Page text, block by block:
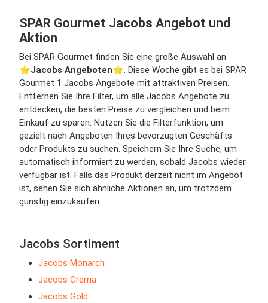
SPAR Gourmet Jacobs Angebot und
Aktion
Bei SPAR Gourmet finden Sie eine große Auswahl an
⭐️Jacobs Angeboten⭐️. Diese Woche gibt es bei SPAR
Gourmet 1 Jacobs Angebote mit attraktiven Preisen.
Entfernen Sie Ihre Filter, um alle Jacobs Angebote zu
entdecken, die besten Preise zu vergleichen und beim
Einkauf zu sparen. Nutzen Sie die Filterfunktion, um
gezielt nach Angeboten Ihres bevorzugten Geschäfts
oder Produkts zu suchen. Speichern Sie Ihre Suche, um
automatisch informiert zu werden, sobald Jacobs wieder
verfügbar ist. Falls das Produkt derzeit nicht im Angebot
ist, sehen Sie sich ähnliche Aktionen an, um trotzdem
günstig einzukaufen.
Jacobs Sortiment
Jacobs Monarch
Jacobs Crema
Jacobs Gold